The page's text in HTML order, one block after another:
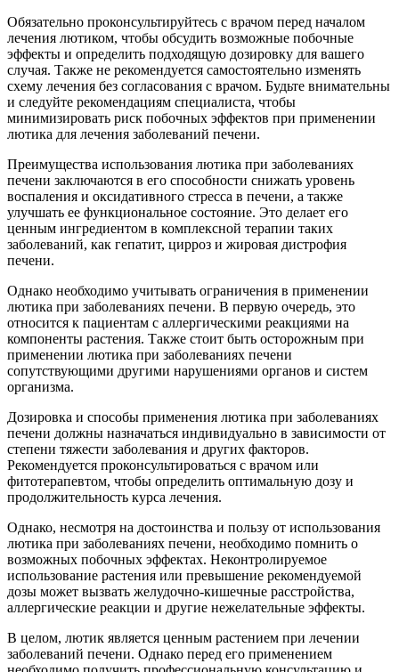
Обязательно проконсультируйтесь с врачом перед началом
лечения лютиком, чтобы обсудить возможные побочные
эффекты и определить подходящую дозировку для вашего
случая. Также не рекомендуется самостоятельно изменять
схему лечения без согласования с врачом. Будьте внимательны
и следуйте рекомендациям специалиста, чтобы
минимизировать риск побочных эффектов при применении
лютика для лечения заболеваний печени.
Преимущества использования лютика при заболеваниях
печени заключаются в его способности снижать уровень
воспаления и оксидативного стресса в печени, а также
улучшать ее функциональное состояние. Это делает его
ценным ингредиентом в комплексной терапии таких
заболеваний, как гепатит, цирроз и жировая дистрофия
печени.
Однако необходимо учитывать ограничения в применении
лютика при заболеваниях печени. В первую очередь, это
относится к пациентам с аллергическими реакциями на
компоненты растения. Также стоит быть осторожным при
применении лютика при заболеваниях печени
сопутствующими другими нарушениями органов и систем
организма.
Дозировка и способы применения лютика при заболеваниях
печени должны назначаться индивидуально в зависимости от
степени тяжести заболевания и других факторов.
Рекомендуется проконсультироваться с врачом или
фитотерапевтом, чтобы определить оптимальную дозу и
продолжительность курса лечения.
Однако, несмотря на достоинства и пользу от использования
лютика при заболеваниях печени, необходимо помнить о
возможных побочных эффектах. Неконтролируемое
использование растения или превышение рекомендуемой
дозы может вызвать желудочно-кишечные расстройства,
аллергические реакции и другие нежелательные эффекты.
В целом, лютик является ценным растением при лечении
заболеваний печени. Однако перед его применением